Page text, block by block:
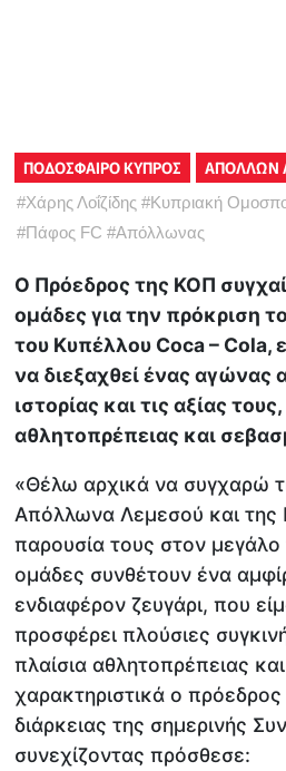
ΠΟΔΟΣΦΑΙΡΟ ΚΥΠΡΟΣ ΑΠΟΛΛΩΝ
#Χάρης Λοΐζίδης #Κυπριακή
#Πάφος FC #Απόλλωνας
Ο Πρόεδρος της ΚΟΠ
ομάδες για την πρόκριση
του Κυπέλλου Coca – Cola,
να διεξαχθεί ένας αγώνας
ιστορίας και τις αξίας
αθλητοπρέπειας και
«Θέλω αρχικά να συγχαρώ
Απόλλωνα Λεμεσού και της
παρουσία τους στον μεγάλο
ομάδες συνθέτουν ένα
ενδιαφέρον ζευγάρι, που
προσφέρει πλούσιες
πλαίσια αθλητοπρέπειας
χαρακτηριστικά ο
διάρκειας της σημερινής
συνεχίζοντας πρόσθεσε: